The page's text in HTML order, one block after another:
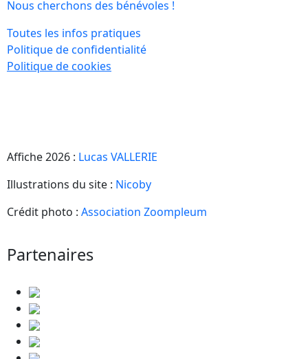
Nous cherchons des bénévoles !
Toutes les infos pratiques
Politique de confidentialité
Politique de cookies
Affiche 2026 : Lucas VALLERIE
Illustrations du site : Nicoby
Crédit photo : Association Zoompleum
Partenaires